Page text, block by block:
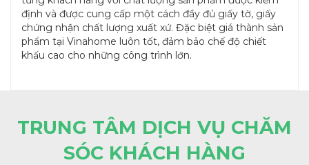
định và được cung cấp một cách đầy đủ giấy tờ, giấy
chứng nhận chất lượng xuất xứ. Đặc biệt giá thành sản
phẩm tại Vinahome luôn tốt, đảm bảo chế độ chiết
khấu cao cho những công trình lớn.
TRUNG TÂM DỊCH VỤ CHĂM
SÓC KHÁCH HÀNG